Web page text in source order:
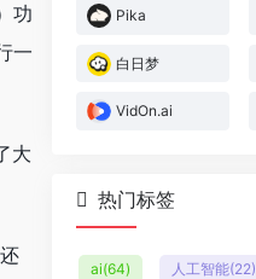
功
一
大
Pika
白日梦
VidOn.ai
热门标签
ai(64) 人工智能(22)